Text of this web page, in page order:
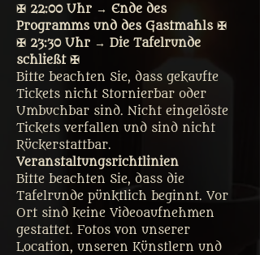
✠ 22:00 Uhr → Ende des
Programms und des Gastmahls ✠
✠ 23:30 Uhr → Die Tafelrunde
schließt ✠
Bitte beachten Sie, dass gekaufte
Tickets nicht Stornierbar oder
Umbuchbar sind. Nicht eingelöste
Tickets verfallen und sind nicht
Rückerstattbar.
Veranstaltungsrichtlinien
Bitte beachten Sie, dass die
Tafelrunde pünktlich beginnt. Vor
Ort sind keine Videoaufnehmen
gestattet. Fotos von unserer
Location, unseren Künstlern und